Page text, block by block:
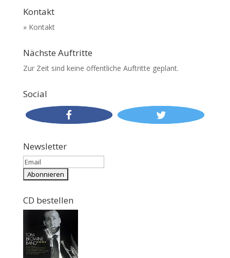
Kontakt
» Kontakt
Nächste Auftritte
Zur Zeit sind keine öffentliche Auftritte geplant.
Social
Newsletter
CD bestellen